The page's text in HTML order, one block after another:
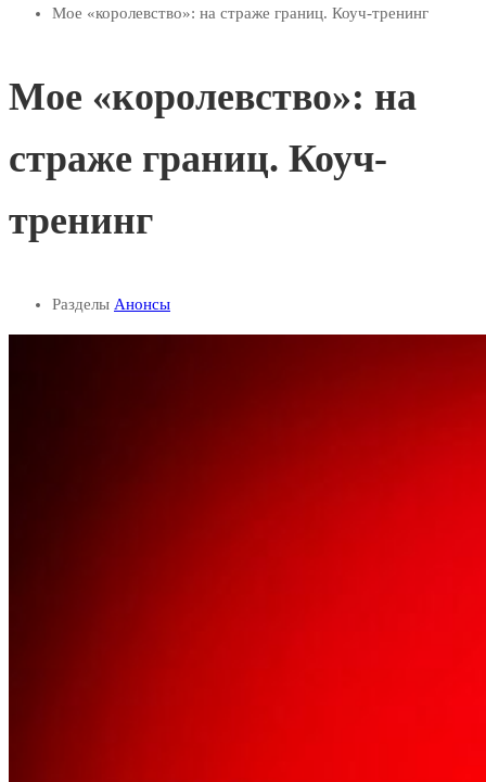
Мое «королевство»: на страже границ. Коуч-тренинг
Мое «королевство»: на
страже границ. Коуч-
тренинг
Разделы Анонсы